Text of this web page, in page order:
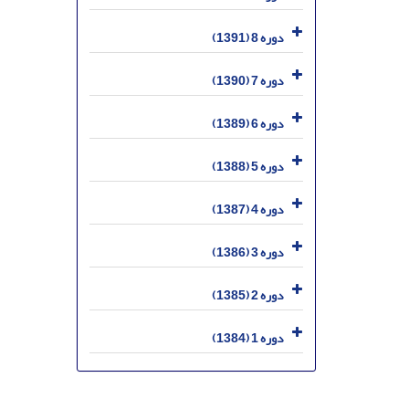
دوره 8 (1391)
دوره 7 (1390)
دوره 6 (1389)
دوره 5 (1388)
دوره 4 (1387)
دوره 3 (1386)
دوره 2 (1385)
دوره 1 (1384)